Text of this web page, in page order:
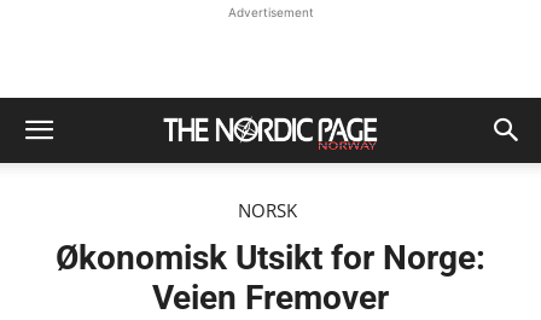
Advertisement
NORSK
Økonomisk Utsikt for Norge:
Veien Fremover